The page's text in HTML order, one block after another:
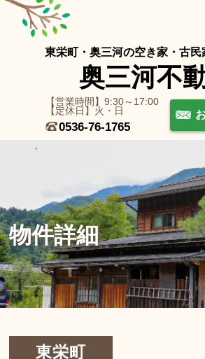
東栄町・奥三河の空き家・古⺠
奥三河不
【営業時間】9:30～17:00
【定休日】火・日
0536-76-1765
物件詳細
東栄町